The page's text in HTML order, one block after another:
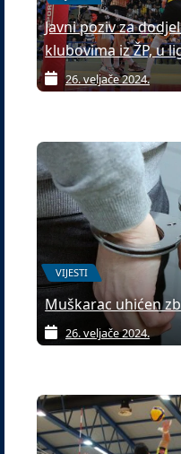
Javni poziv za
klubovima iz ŽP, u
26. veljače 2024.
VIJESTI
Muškarac uhićen
26. veljače 2024.